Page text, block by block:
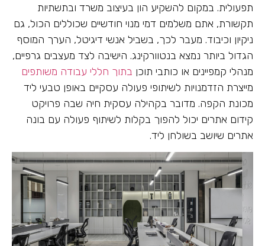
תפעולית. במקום להשקיע הון בעיצוב משרד ובתשתיות
תקשורת, אתם משלמים דמי מנוי חודשיים שכוללים הכול, גם
ניקיון וכיבוד. מעבר לכך, בשביל אנשי דיגיטל, הערך המוסף
הגדול ביותר נמצא בנטוורקינג. הישיבה לצד מעצבים גרפיים,
מנהלי קמפיינים או כותבי תוכן בתוך חללי עבודה משותפים
מייצרת הזדמנויות לשיתופי פעולה עסקיים באופן טבעי ליד
מכונת הקפה. מדובר בקהילה עסקית חיה שבה פרויקט
קידום אתרים יכול להפוך בקלות לשיתוף פעולה עם בונה
אתרים שיושב בשולחן ליד.